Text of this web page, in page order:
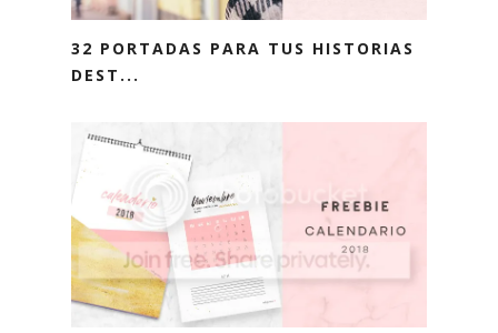
32 PORTADAS PARA TUS HISTORIAS
DEST...